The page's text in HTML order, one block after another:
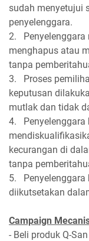
sudah menyetujui
penyelenggara.
2. Penyelenggara
menghapus atau
tanpa
3. Proses
keputusan
mutlak dan tidak
4. Penyelenggara
kecurangan di
tanpa
5. Penyelenggara
diikutsetakan
Campaign
- Beli produk Q-